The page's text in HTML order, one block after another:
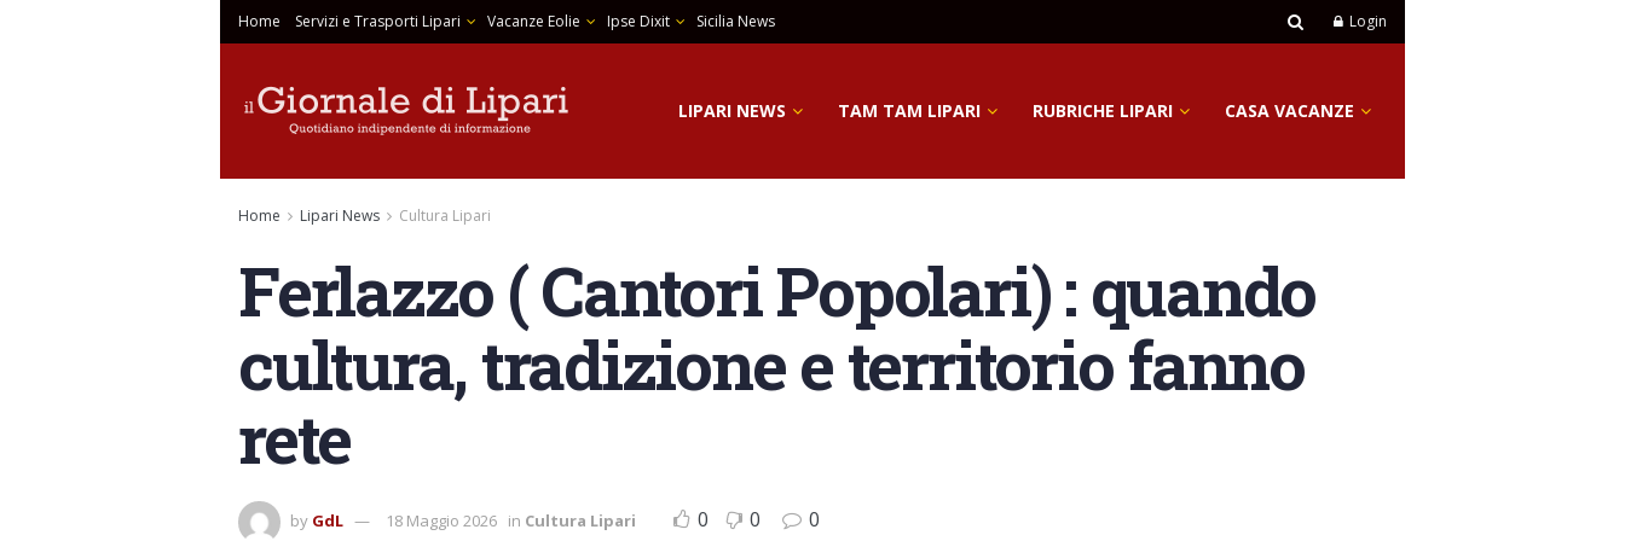
Home Servizi e Trasporti Lipari Vacanze Eolie Ipse Dixit Sicilia News Login
LIPARI NEWS TAM TAM LIPARI RUBRICHE LIPARI CASA VACANZE
Home Lipari News Cultura Lipari
Ferlazzo ( Cantori Popolari) : quando
cultura, tradizione e territorio fanno
rete
by GdL 18 Maggio 2026 in Cultura Lipari 0 0 0